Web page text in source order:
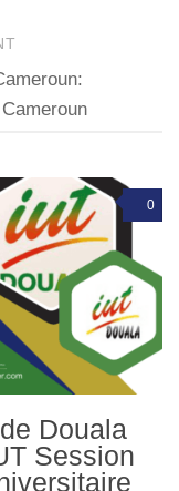
0
Douala
Session